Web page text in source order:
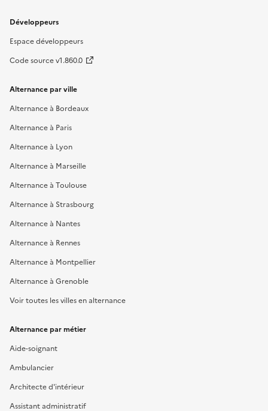
Développeurs
Espace développeurs
Code source v1.860.0
Alternance par ville
Alternance à Bordeaux
Alternance à Paris
Alternance à Lyon
Alternance à Marseille
Alternance à Toulouse
Alternance à Strasbourg
Alternance à Nantes
Alternance à Rennes
Alternance à Montpellier
Alternance à Grenoble
Voir toutes les villes en alternance
Alternance par métier
Aide-soignant
Ambulancier
Architecte d'intérieur
Assistant administratif